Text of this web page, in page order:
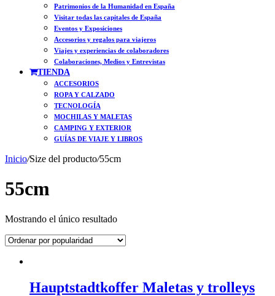
Patrimonios de la Humanidad en España
Visitar todas las capitales de España
Eventos y Exposiciones
Accesorios y regalos para viajeros
Viajes y experiencias de colaboradores
Colaboraciones, Medios y Entrevistas
TIENDA
ACCESORIOS
ROPA Y CALZADO
TECNOLOGÍA
MOCHILAS Y MALETAS
CAMPING Y EXTERIOR
GUÍAS DE VIAJE Y LIBROS
Inicio/Size del producto/55cm
55cm
Mostrando el único resultado
Hauptstadtkoffer Maletas y trolleys